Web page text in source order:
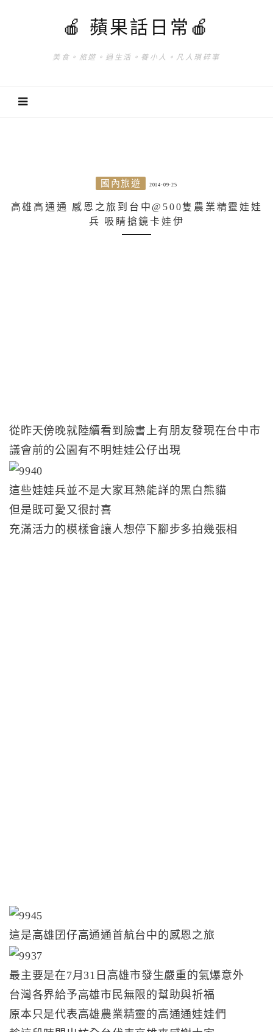
🍎 蘋果話日常🍎
美食。旅遊。過生活。養小人。凡人瑣碎事
國內旅遊 2014-09-25
高雄高通通 感恩之旅到台中@500隻農業精靈娃娃
兵 吸睛搶鏡卡娃伊
從昨天傍晚就陸續看到臉書上有朋友發現在台中市
議會前的公園有不明娃娃公仔出現
這些娃娃兵並不是大家耳熟能詳的黑白熊貓
但是既可愛又很討喜
充滿活力的模樣會讓人想停下腳步多拍幾張相
這是高雄囝仔高通通首航台中的感恩之旅
最主要是在7月31日高雄市發生嚴重的氣爆意外
台灣各界給予高雄市民無限的幫助與祈福
原本只是代表高雄農業精靈的高通通娃娃們